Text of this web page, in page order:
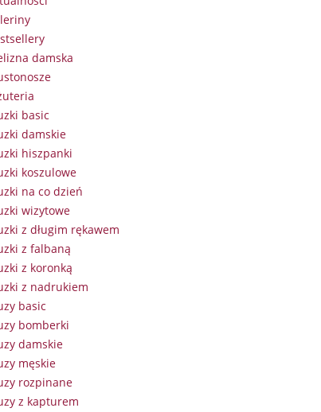
damska
basic
damskie
hiszpanki
koszulowe
na co dzień
wizytowe
z długim rękawem
z falbaną
z koronką
z nadrukiem
basic
bomberki
damskie
męskie
rozpinane
z kapturem